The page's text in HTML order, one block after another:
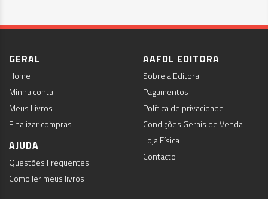
GERAL
Home
Minha conta
Meus Livros
Finalizar compras
AJUDA
Questões Frequentes
Como ler meus livros
AAFDL EDITORA
Sobre a Editora
Pagamentos
Política de privacidade
Condições Gerais de Venda
Loja Física
Contacto